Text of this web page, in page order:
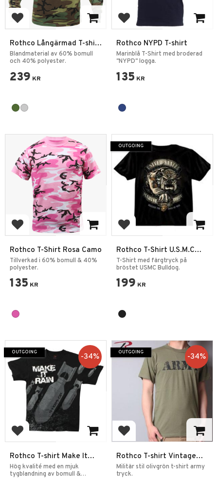
Add to favorites
Rothco Långärmad T-shirt
Kamouflage
Blandmaterial av 60% bomull
och 40% polyester.
239 KR
Add to favorites
Rothco NYPD T-shirt
Marinblå T-Shirt med broderad
"NYPD" logga.
135 KR
Add to favorites
Rothco T-Shirt Rosa Camo
Tillverkad i 60% bomull & 40%
polyester.
135 KR
Add to favorites
Rothco T-Shirt U.S.M.C
Bulldog
T-Shirt med färgtryck på
bröstet USMC Bulldog.
199 KR
OUTGOING
Add to favorites
Rothco T-shirt Make It
Rain
Hög kvalité med en mjuk
tygblandning av bomull &
34%
OUTGOING
Add to favorites
Rothco T-shirt Vintage
Army Olivgrön
Militär stil olivgrön t-shirt army
tryck.
34%
OUTGOING